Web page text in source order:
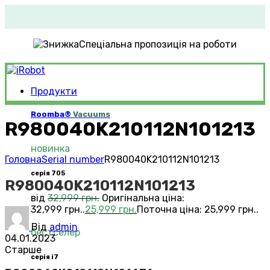
Спеціальна пропозиція на роботи
Продукти
Roomba® Vacuums
новинка
серія 705
від 32,999грн. Оригінальна ціна:
32,999 грн..25,999 грн.Поточна ціна: 25,999 грн..
бестселер
серія i7
R980040K210112N101213
ГоловнаSerial numberR980040K210112N101213
R980040K210112N101213
Від admin
04.01.2023
Старше